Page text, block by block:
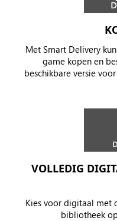
Met Smart Delivery
game kopen en
beschikbare versie
VOLLEDIG
Kies voor digitaal met
bibliotheek